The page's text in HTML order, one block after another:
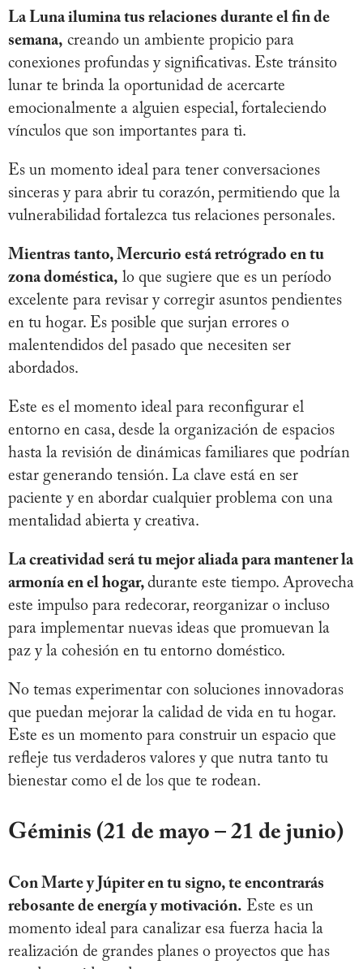
La Luna ilumina tus relaciones durante el fin de
semana, creando un ambiente propicio para
conexiones profundas y significativas. Este tránsito
lunar te brinda la oportunidad de acercarte
emocionalmente a alguien especial, fortaleciendo
vínculos que son importantes para ti.
Es un momento ideal para tener conversaciones
sinceras y para abrir tu corazón, permitiendo que la
vulnerabilidad fortalezca tus relaciones personales.
Mientras tanto, Mercurio está retrógrado en tu
zona doméstica, lo que sugiere que es un período
excelente para revisar y corregir asuntos pendientes
en tu hogar. Es posible que surjan errores o
malentendidos del pasado que necesiten ser
abordados.
Este es el momento ideal para reconfigurar el
entorno en casa, desde la organización de espacios
hasta la revisión de dinámicas familiares que podrían
estar generando tensión. La clave está en ser
paciente y en abordar cualquier problema con una
mentalidad abierta y creativa.
La creatividad será tu mejor aliada para mantener la
armonía en el hogar, durante este tiempo. Aprovecha
este impulso para redecorar, reorganizar o incluso
para implementar nuevas ideas que promuevan la
paz y la cohesión en tu entorno doméstico.
No temas experimentar con soluciones innovadoras
que puedan mejorar la calidad de vida en tu hogar.
Este es un momento para construir un espacio que
refleje tus verdaderos valores y que nutra tanto tu
bienestar como el de los que te rodean.
Géminis (21 de mayo – 21 de junio)
Con Marte y Júpiter en tu signo, te encontrarás
rebosante de energía y motivación. Este es un
momento ideal para canalizar esa fuerza hacia la
realización de grandes planes o proyectos que has